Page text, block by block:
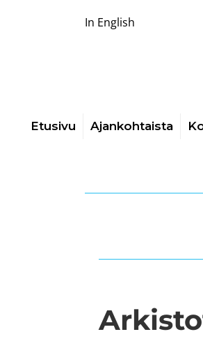
In English
Etusivu Ajankohtaista